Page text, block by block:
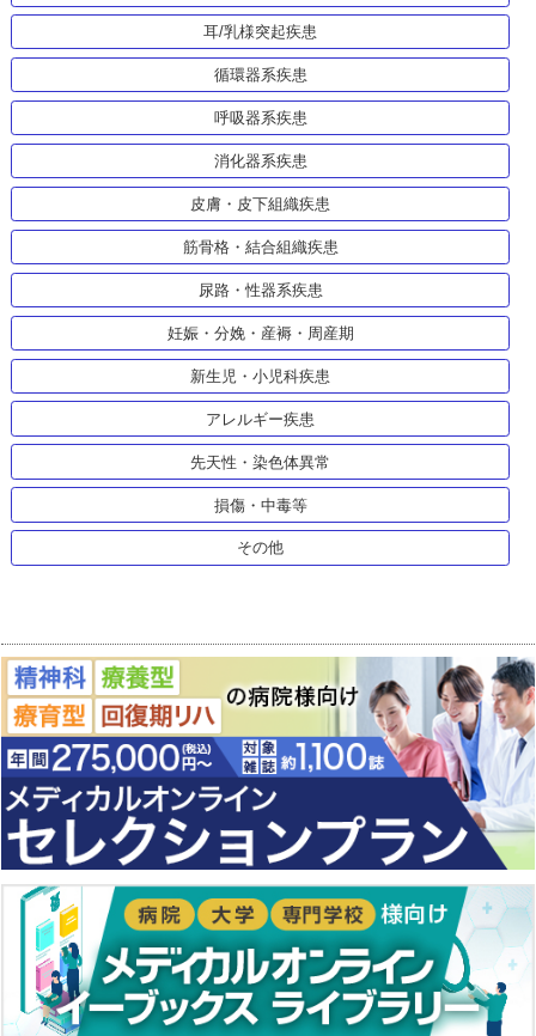
耳/乳様突起疾患
循環器系疾患
呼吸器系疾患
消化器系疾患
皮膚・皮下組織疾患
筋骨格・結合組織疾患
尿路・性器系疾患
妊娠・分娩・産褥・周産期
新生児・小児科疾患
アレルギー疾患
先天性・染色体異常
損傷・中毒等
その他